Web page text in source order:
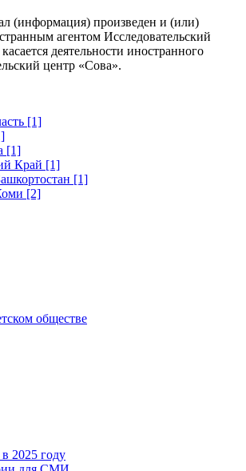
(информация) произведен и (или)
агентом Исследовательский
деятельности иностранного
центр «Сова».
[1]
[1]
Край [1]
[1]
[2]
обществе